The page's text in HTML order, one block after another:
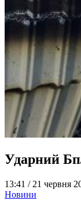
Ударний
13:41 / 21 червня
Новини